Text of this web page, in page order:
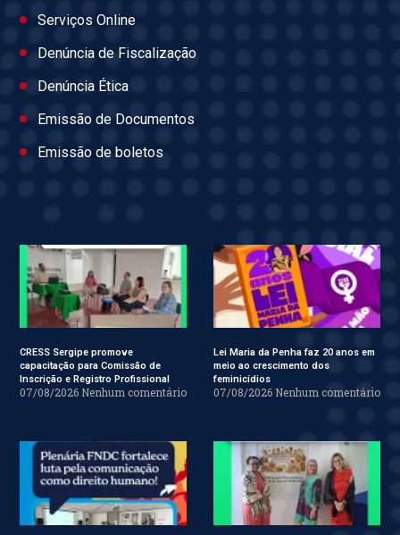
Serviços Online
Denúncia de Fiscalização
Denúncia Ética
Emissão de Documentos
Emissão de boletos
CRESS Sergipe promove
capacitação para Comissão de
Inscrição e Registro Profissional
07/08/2026 Nenhum comentário
Lei Maria da Penha faz 20 anos em
meio ao crescimento dos
feminicídios
07/08/2026 Nenhum comentário